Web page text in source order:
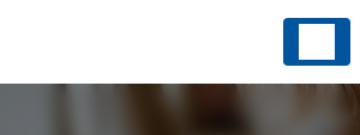
cookies